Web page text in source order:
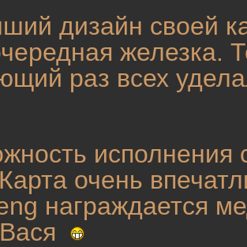
дизайн своей
железка.
раз всех
исполнения
очень
награждается